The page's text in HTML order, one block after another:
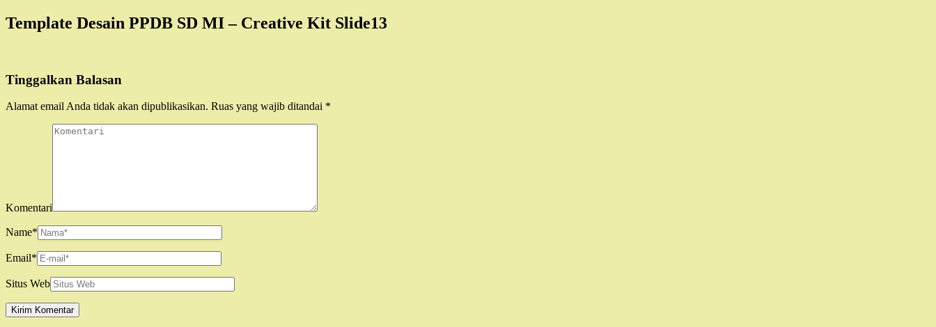
Template Desain PPDB SD MI – Creative Kit Slide13
Tinggalkan Balasan
Alamat email Anda tidak akan dipublikasikan. Ruas yang wajib ditandai *
Komentari
Name*
Email*
Situs Web